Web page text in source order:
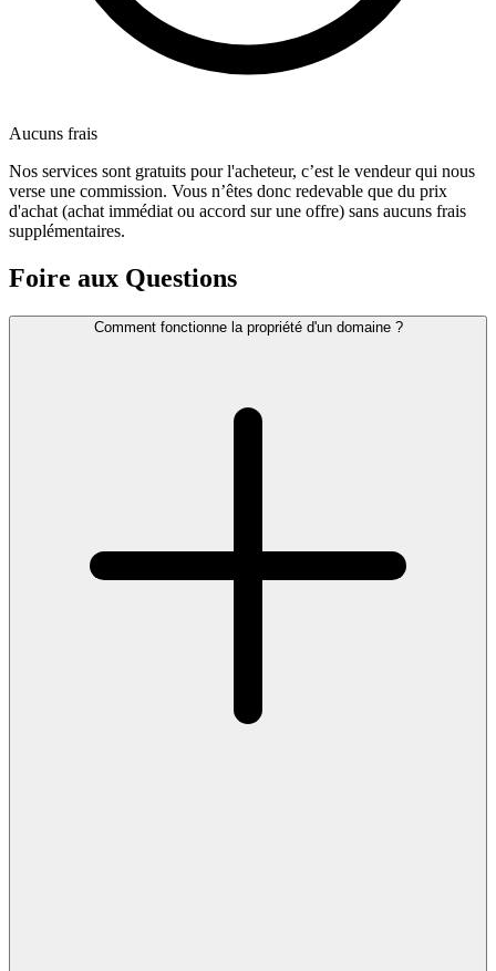
Aucuns frais
Nos services sont gratuits pour l'acheteur, c’est le vendeur qui nous
verse une commission. Vous n’êtes donc redevable que du prix
d'achat (achat immédiat ou accord sur une offre) sans aucuns frais
supplémentaires.
Foire aux Questions
Comment fonctionne la propriété d'un domaine ?